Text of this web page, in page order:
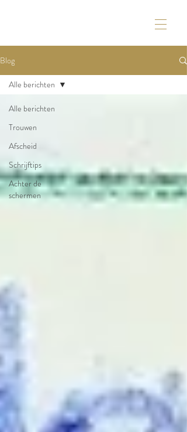
Blog
Alle berichten
Trouwen
Afscheid
Schrijftips
Achter de
schermen
Alle berichten